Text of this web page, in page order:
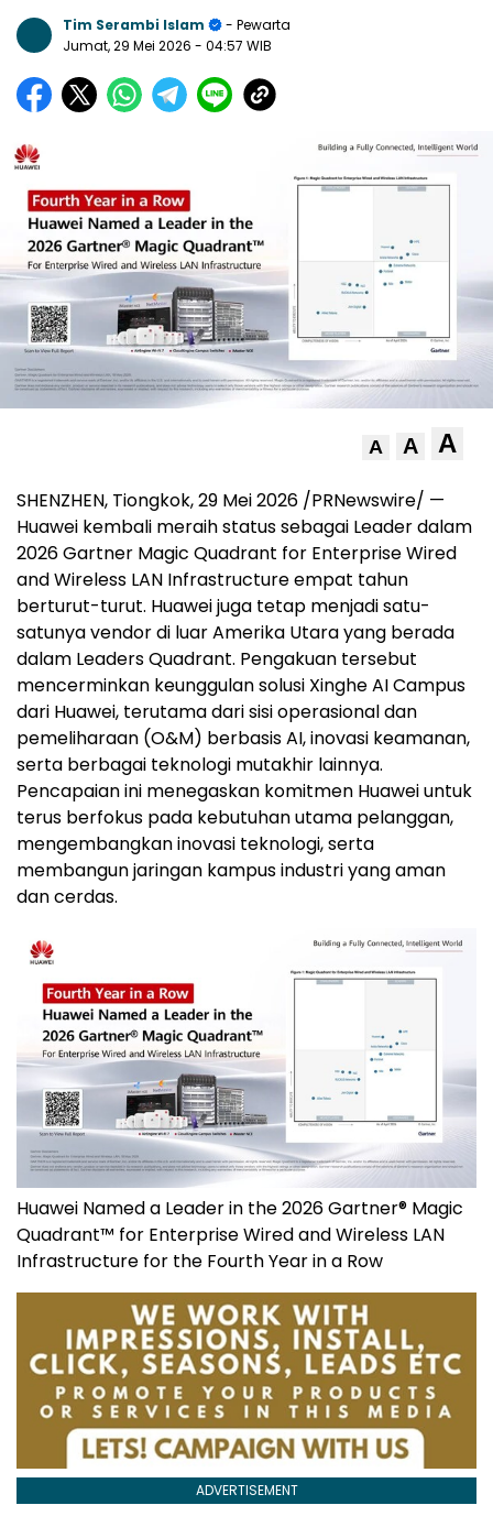
Tim Serambi Islam
- Pewarta
Jumat, 29 Mei 2026 - 04:57 WIB
A A A
SHENZHEN, Tiongkok, 29 Mei 2026 /PRNewswire/ —
Huawei kembali meraih status sebagai Leader dalam
2026 Gartner Magic Quadrant for Enterprise Wired
and Wireless LAN Infrastructure empat tahun
berturut-turut. Huawei juga tetap menjadi satu-
satunya vendor di luar Amerika Utara yang berada
dalam Leaders Quadrant. Pengakuan tersebut
mencerminkan keunggulan solusi Xinghe AI Campus
dari Huawei, terutama dari sisi operasional dan
pemeliharaan (O&M) berbasis AI, inovasi keamanan,
serta berbagai teknologi mutakhir lainnya.
Pencapaian ini menegaskan komitmen Huawei untuk
terus berfokus pada kebutuhan utama pelanggan,
mengembangkan inovasi teknologi, serta
membangun jaringan kampus industri yang aman
dan cerdas.
Huawei Named a Leader in the 2026 Gartner® Magic
Quadrant™ for Enterprise Wired and Wireless LAN
Infrastructure for the Fourth Year in a Row
ADVERTISEMENT